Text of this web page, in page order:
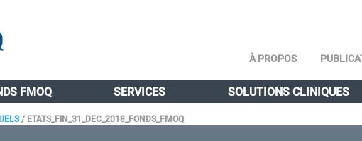
À PROPOS
FMOQ SERVICES SOLUTIONS CLINIQUES
/ ETATS_FIN_31_DEC_2018_FONDS_FMOQ